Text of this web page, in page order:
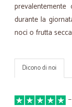
durante la
noci o frutta
Dicono di noi
—